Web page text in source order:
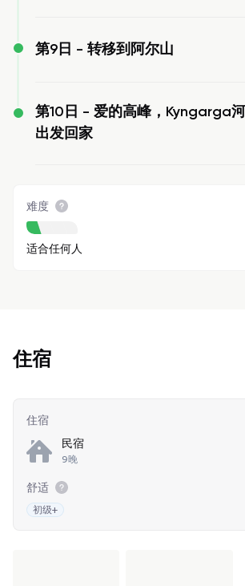
第9日 - 转移到阿尔山
第10日 - 爱的高峰，Kyngarga河
出发回家
难度
适合任何人
住宿
住宿
民宿
9晚
舒适
初级+